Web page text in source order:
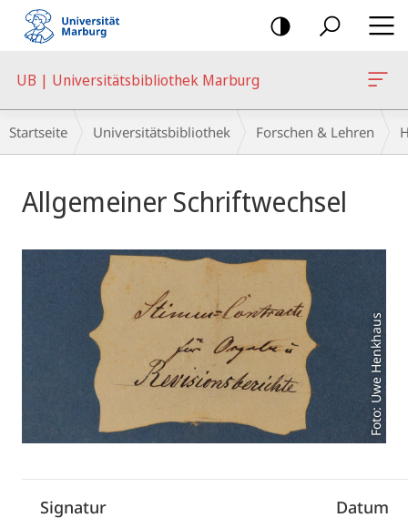
Mobile-
Navigation
UB | Universitätsbibliothek Marburg
Breadcrumb-
Navigation
Startseite Universitätsbibliothek Forschen & Lehren
Allgemeiner Schriftwechsel
Foto: Uwe Henkhaus
Signatur Datum